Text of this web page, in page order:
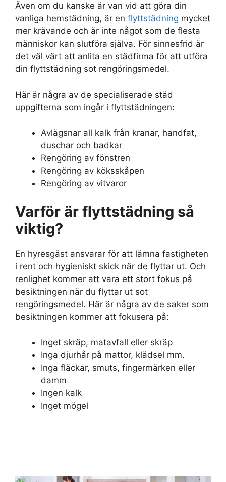
Även om du kanske är van vid att göra din
vanliga hemstädning, är en flyttstädning mycket
mer krävande och är inte något som de flesta
människor kan slutföra själva. För sinnesfrid är
det väl värt att anlita en städfirma för att utföra
din flyttstädning sot rengöringsmedel.
Här är några av de specialiserade städ
uppgifterna som ingår i flyttstädningen:
Avlägsnar all kalk från kranar, handfat,
duschar och badkar
Rengöring av fönstren
Rengöring av köksskåpen
Rengöring av vitvaror
Varför är flyttstädning så
viktig?
En hyresgäst ansvarar för att lämna fastigheten
i rent och hygieniskt skick när de flyttar ut. Och
renlighet kommer att vara ett stort fokus på
besiktningen när du flyttar ut sot
rengöringsmedel. Här är några av de saker som
besiktningen kommer att fokusera på:
Inget skräp, matavfall eller skräp
Inga djurhår på mattor, klädsel mm.
Inga fläckar, smuts, fingermärken eller
damm
Ingen kalk
Inget mögel